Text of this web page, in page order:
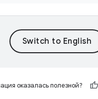
оказалась полезной?